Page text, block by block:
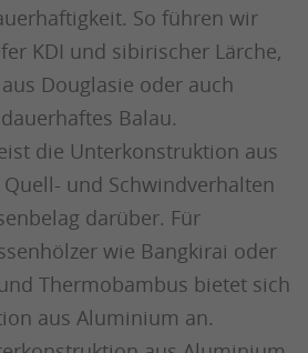
So führen wir
KDI und sibirischer Lärche,
Douglasie oder auch
Balau.
die Unterkonstruktion aus
und Schwindverhalten
darüber. Für
wie Bangkirai oder
Thermobambus bietet sich
aus Aluminium an.